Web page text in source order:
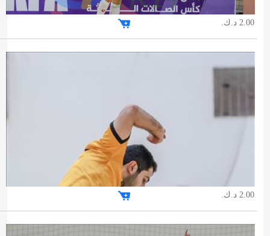
2.00 د.ك.
2.00 د.ك.